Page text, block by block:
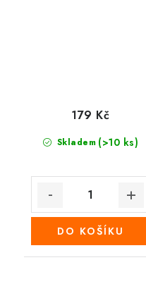
Skladem (>10 ks)
179 Kč
DO KOŠÍKU